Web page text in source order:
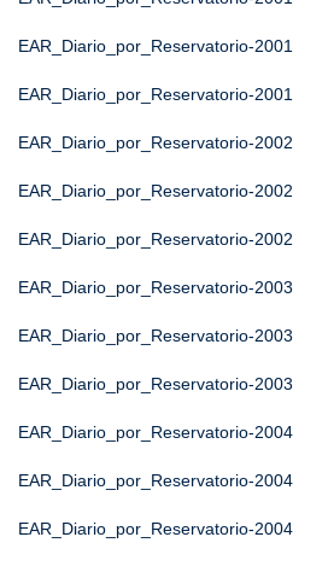
EAR_Diario_por_Reservatorio-2001
EAR_Diario_por_Reservatorio-2001
EAR_Diario_por_Reservatorio-2002
EAR_Diario_por_Reservatorio-2002
EAR_Diario_por_Reservatorio-2002
EAR_Diario_por_Reservatorio-2003
EAR_Diario_por_Reservatorio-2003
EAR_Diario_por_Reservatorio-2003
EAR_Diario_por_Reservatorio-2004
EAR_Diario_por_Reservatorio-2004
EAR_Diario_por_Reservatorio-2004